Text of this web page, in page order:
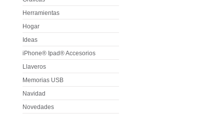
Herramientas
Hogar
Ideas
iPhone® Ipad® Accesorios
Llaveros
Memorias USB
Navidad
Novedades